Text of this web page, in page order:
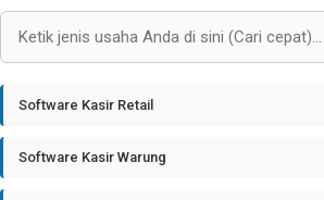
Software Kasir Retail
Software Kasir Warung